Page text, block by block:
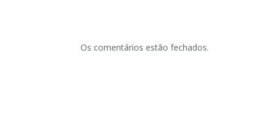
Os comentários estão fechados.